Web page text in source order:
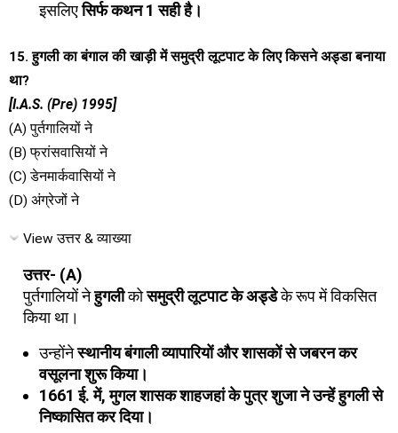
इसलिएसिर्फ कथन 1 सही है।
15. हुगली का बंगाल की खाड़ी में समुद्री लूटपाट के लिए किसने अड्डा बनाया
था?
[I.A.S. (Pre) 1995]
(A) पुर्तगालियों ने
(B) फ्रांसवासियों ने
(C) डेनमार्कवासियों ने
(D) अंग्रेजों ने
View उत्तर & व्याख्या
उत्तर- (A)
पुर्तगालियों नेहुगलीकोसमुद्री लूटपाट के अड्डेके रूप में विकसित
किया था।
उन्होंनेस्थानीय बंगाली व्यापारियों और शासकों से जबरन कर
वसूलना शुरू किया।
1661 ई. में, मुगल शासक शाहजहां के पुत्र शुजा ने उन्हें हुगली से
निष्कासित कर दिया।